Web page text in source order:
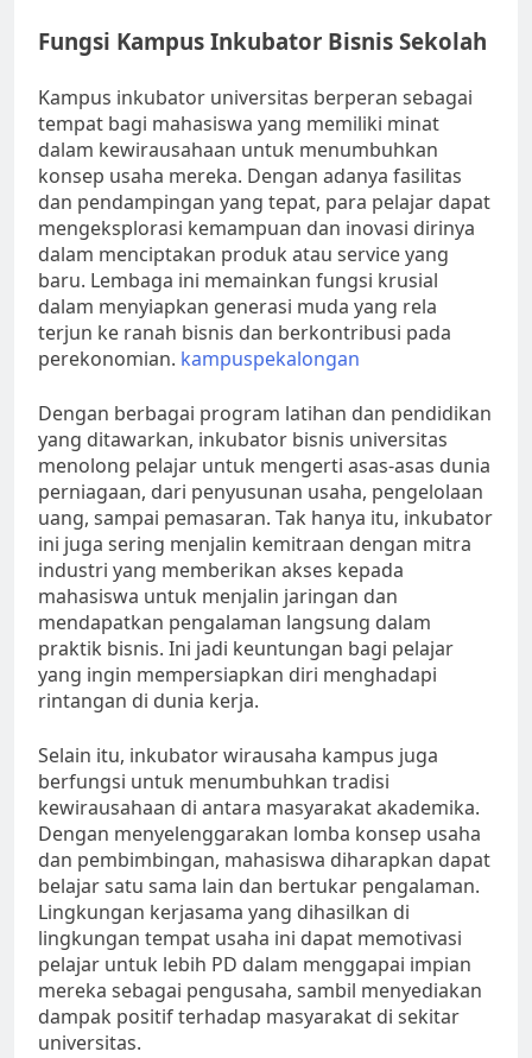
Fungsi Kampus Inkubator Bisnis Sekolah
Kampus inkubator universitas berperan sebagai
tempat bagi mahasiswa yang memiliki minat
dalam kewirausahaan untuk menumbuhkan
konsep usaha mereka. Dengan adanya fasilitas
dan pendampingan yang tepat, para pelajar dapat
mengeksplorasi kemampuan dan inovasi dirinya
dalam menciptakan produk atau service yang
baru. Lembaga ini memainkan fungsi krusial
dalam menyiapkan generasi muda yang rela
terjun ke ranah bisnis dan berkontribusi pada
perekonomian. kampuspekalongan
Dengan berbagai program latihan dan pendidikan
yang ditawarkan, inkubator bisnis universitas
menolong pelajar untuk mengerti asas-asas dunia
perniagaan, dari penyusunan usaha, pengelolaan
uang, sampai pemasaran. Tak hanya itu, inkubator
ini juga sering menjalin kemitraan dengan mitra
industri yang memberikan akses kepada
mahasiswa untuk menjalin jaringan dan
mendapatkan pengalaman langsung dalam
praktik bisnis. Ini jadi keuntungan bagi pelajar
yang ingin mempersiapkan diri menghadapi
rintangan di dunia kerja.
Selain itu, inkubator wirausaha kampus juga
berfungsi untuk menumbuhkan tradisi
kewirausahaan di antara masyarakat akademika.
Dengan menyelenggarakan lomba konsep usaha
dan pembimbingan, mahasiswa diharapkan dapat
belajar satu sama lain dan bertukar pengalaman.
Lingkungan kerjasama yang dihasilkan di
lingkungan tempat usaha ini dapat memotivasi
pelajar untuk lebih PD dalam menggapai impian
mereka sebagai pengusaha, sambil menyediakan
dampak positif terhadap masyarakat di sekitar
universitas.